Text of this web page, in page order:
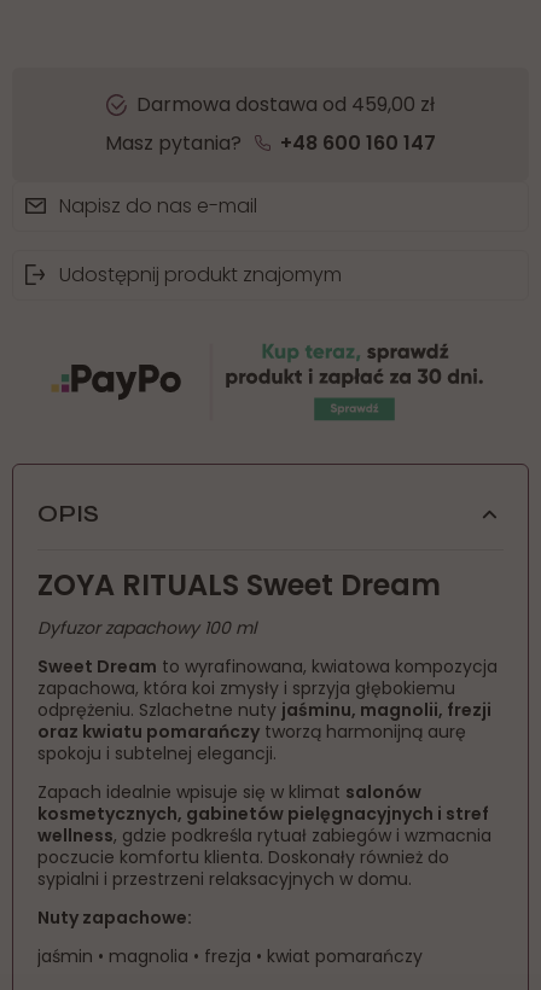
Darmowa dostawa od 459,00 zł
Masz pytania?
+48 600 160 147
Napisz do nas e-mail
Udostępnij produkt znajomym
OPIS
ZOYA RITUALS Sweet Dream
Dyfuzor zapachowy 100 ml
Sweet Dream to wyrafinowana, kwiatowa kompozycja
zapachowa, która koi zmysły i sprzyja głębokiemu
odprężeniu. Szlachetne nuty jaśminu, magnolii, frezji
oraz kwiatu pomarańczy tworzą harmonijną aurę
spokoju i subtelnej elegancji.
Zapach idealnie wpisuje się w klimat salonów
kosmetycznych, gabinetów pielęgnacyjnych i stref
wellness, gdzie podkreśla rytuał zabiegów i wzmacnia
poczucie komfortu klienta. Doskonały również do
sypialni i przestrzeni relaksacyjnych w domu.
Nuty zapachowe:
jaśmin • magnolia • frezja • kwiat pomarańczy